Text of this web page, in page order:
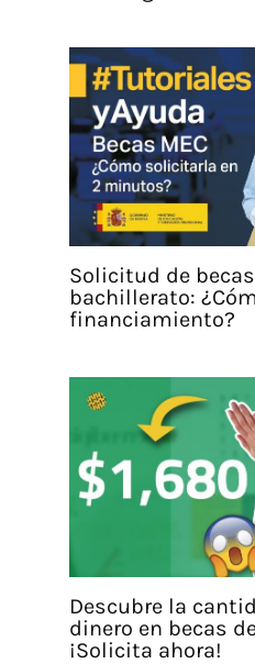
Solicitud de
bachillerato:
financiamiento?
Descubre la
dinero en becas
¡Solicita ahora!